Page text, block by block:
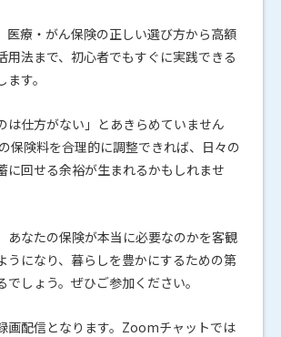
医療・がん保険の正しい選び方から高額
用法まで、初心者でもすぐに実践できる
す。
は仕方がない」とあきらめていません
保険料を合理的に調整できれば、日々の
に回せる余裕が生まれるかもしれませ
あなたの保険が本当に必要なのかを客観
うになり、暮らしを豊かにするための第
でしょう。ぜひご参加ください。
画配信となります。Zoomチャットでは